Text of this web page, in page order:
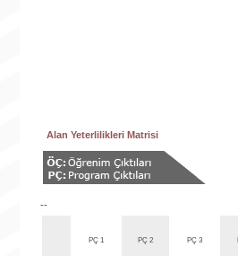
Alan Yeterlilikleri Matrisi
--
PÇ 1 PÇ 2 PÇ 3